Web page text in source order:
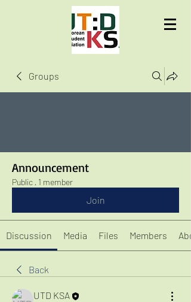
UTD KSA
Groups
Announcement
Public · 1 member
Join
Discussion Media Files Members
Back
UTD KSA